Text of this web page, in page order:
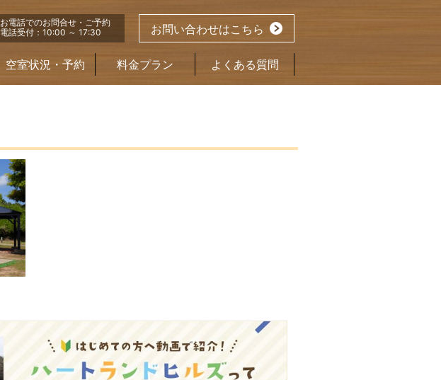
お問い合わせはこちら
お電話でのお問合せ・ご予約
電話受付：10:00 ～ 17:30
空室状況・予約 料金プラン よくある質問